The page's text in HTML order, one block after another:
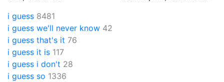
i guess 8481
i guess we'll never know 42
i guess that's it 76
i guess it is 117
i guess i don't 28
i guess so 1336